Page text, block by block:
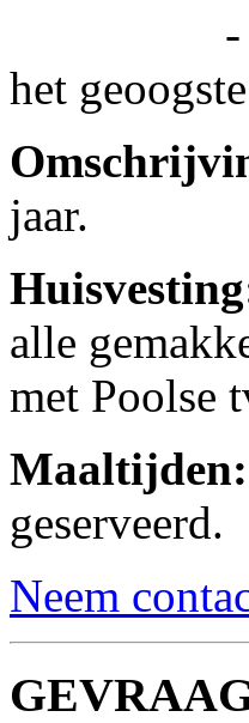
-
het
jaar.
alle
met Poolse
Maaltijden:
geserveerd.
Neem